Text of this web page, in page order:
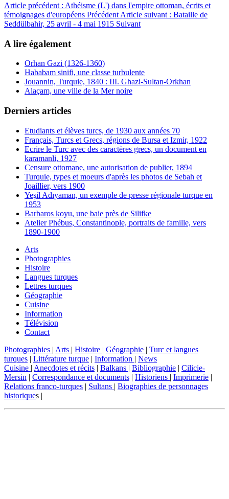
Article précédent : Athéisme (L') dans l'empire ottoman, écrits et
témoignages d'européens Précédent Article suivant : Bataille de
Seddülbahir, 25 avril - 4 mai 1915 Suivant
A lire également
Orhan Gazi (1326-1360)
Hababam sinifi, une classe turbulente
Jouannin, Turquie, 1840 : III. Ghazi-Sultan-Orkhan
Alaçam, une ville de la Mer noire
Derniers articles
Etudiants et élèves turcs, de 1930 aux années 70
Français, Turcs et Grecs, régions de Bursa et Izmir, 1922
Ecrire le Turc avec des caractères grecs, un document en
karamanli, 1927
Censure ottomane, une autorisation de publier, 1894
Turquie, types et moeurs d'après les photos de Sebah et
Joaillier, vers 1900
Yeşil Adıyaman, un exemple de presse régionale turque en
1953
Barbaros koyu, une baie près de Silifke
Atelier Phébus, Constantinople, portraits de famille, vers
1890-1900
Arts
Photographies
Histoire
Langues turques
Lettres turques
Géographie
Cuisine
Information
Télévision
Contact
Photographies | Arts | Histoire | Géographie | Turc et langues
turques | Littérature turque | Information | News
Cuisine | Anecdotes et récits | Balkans | Bibliographie | Cilicie-
Mersin | Correspondance et documents | Historiens | Imprimerie |
Relations franco-turques | Sultans | Biographies de personnages
historiques |